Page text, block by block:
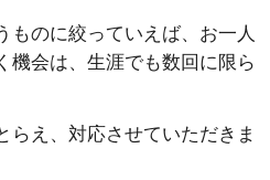
ものに絞っていえば、お一人
機会は、生涯でも数回に限ら
らえ、対応させていただきま